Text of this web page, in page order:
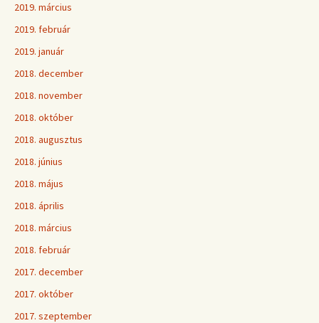
2019. március
2019. február
2019. január
2018. december
2018. november
2018. október
2018. augusztus
2018. június
2018. május
2018. április
2018. március
2018. február
2017. december
2017. október
2017. szeptember